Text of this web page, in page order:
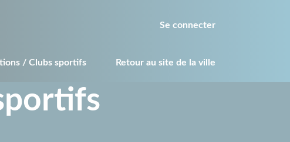
Se connecter
/ Clubs sportifs Retour au site de la ville